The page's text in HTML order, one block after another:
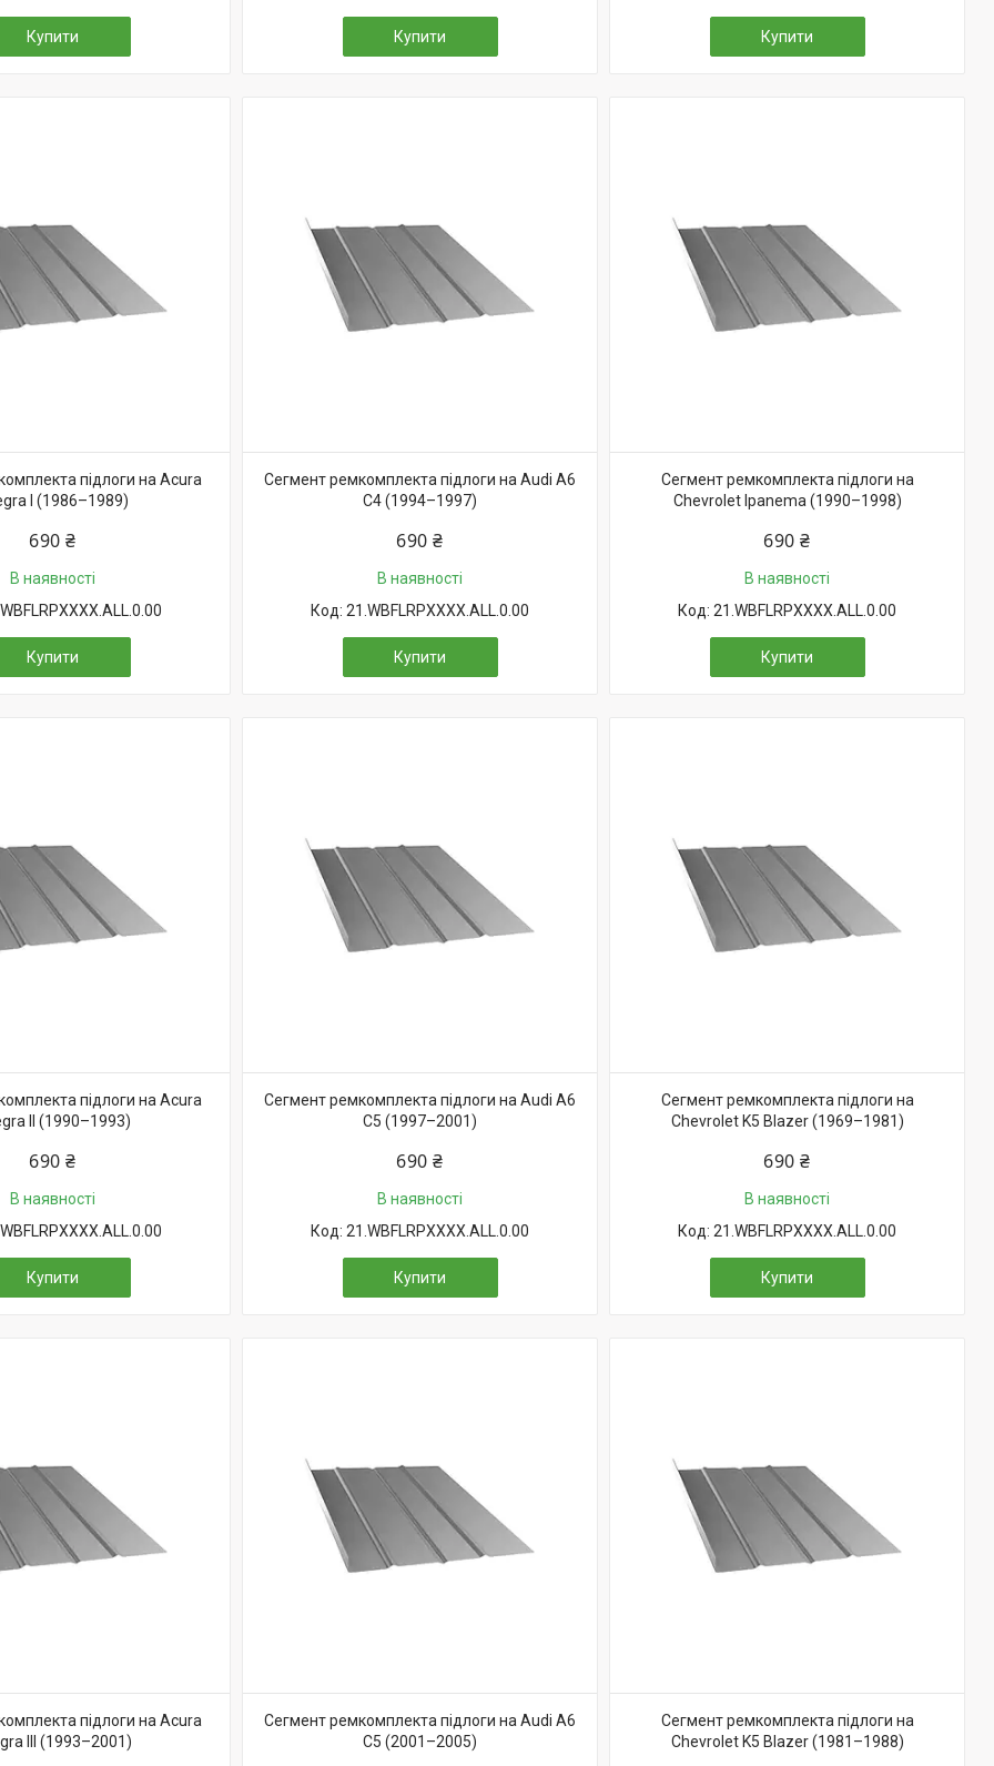
Купити Купити Купити
підлоги на Acura
I (1986–1989)
690 ₴
В наявності
Купити
Сегмент ремкомплекта підлоги на Audi A6
C4 (1994–1997)
690 ₴
В наявності
21.WBFLRPXXXX.ALL.0.00
Купити
Сегмент ремкомплекта підлоги на
Chevrolet Ipanema (1990–1998)
690 ₴
В наявності
21.WBFLRPXXXX.ALL.0.00
Купити
підлоги на Acura
II (1990–1993)
690 ₴
В наявності
Купити
Сегмент ремкомплекта підлоги на Audi A6
C5 (1997–2001)
690 ₴
В наявності
21.WBFLRPXXXX.ALL.0.00
Купити
Сегмент ремкомплекта підлоги на
Chevrolet K5 Blazer (1969–1981)
690 ₴
В наявності
21.WBFLRPXXXX.ALL.0.00
Купити
підлоги на Acura
III (1993–2001)
Сегмент ремкомплекта підлоги на Audi A6
C5 (2001–2005)
Сегмент ремкомплекта підлоги на
Chevrolet K5 Blazer (1981–1988)